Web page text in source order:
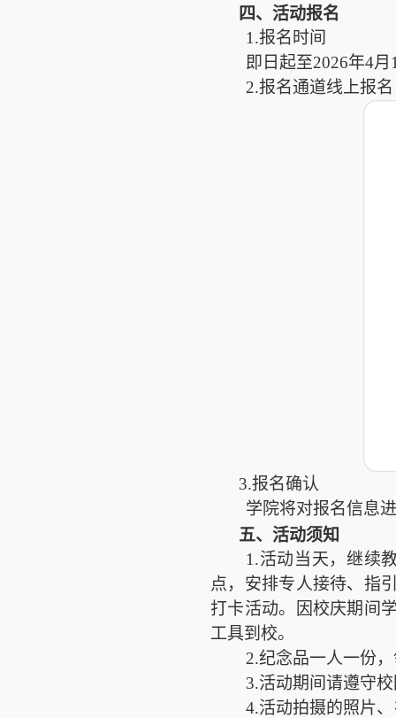
四、活动报名
1.报名时间
即日起至2026年4
2.报名通道线上报
3.报名确认
学院将对报名信息
五、活动须知
1.活动当天，继续
点，安排专人接待、指
打卡活动。因校庆期间
工具到校。
2.纪念品一人一份
3.活动期间请遵守
4.活动拍摄的照片